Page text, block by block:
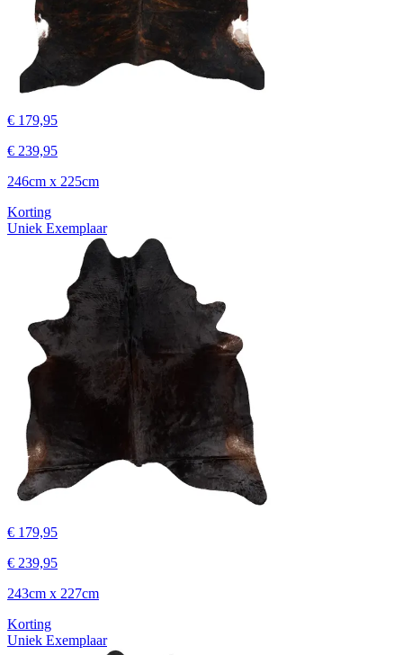
€ 179,95
€ 239,95
246cm x 225cm
Korting
Uniek Exemplaar
€ 179,95
€ 239,95
243cm x 227cm
Korting
Uniek Exemplaar